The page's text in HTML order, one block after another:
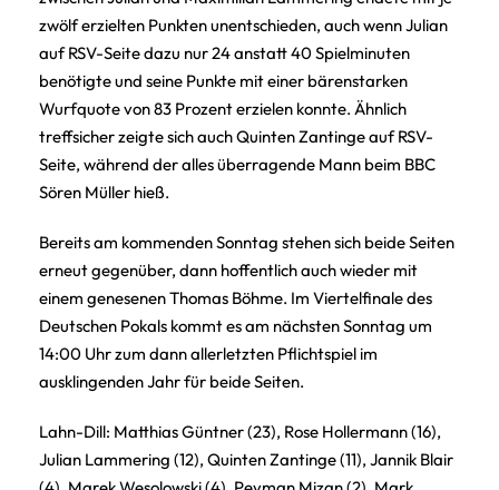
zwölf erzielten Punkten unentschieden, auch wenn Julian
auf RSV-Seite dazu nur 24 anstatt 40 Spielminuten
benötigte und seine Punkte mit einer bärenstarken
Wurfquote von 83 Prozent erzielen konnte. Ähnlich
treffsicher zeigte sich auch Quinten Zantinge auf RSV-
Seite, während der alles überragende Mann beim BBC
Sören Müller hieß.
Bereits am kommenden Sonntag stehen sich beide Seiten
erneut gegenüber, dann hoffentlich auch wieder mit
einem genesenen Thomas Böhme. Im Viertelfinale des
Deutschen Pokals kommt es am nächsten Sonntag um
14:00 Uhr zum dann allerletzten Pflichtspiel im
ausklingenden Jahr für beide Seiten.
Lahn-Dill: Matthias Güntner (23), Rose Hollermann (16),
Julian Lammering (12), Quinten Zantinge (11), Jannik Blair